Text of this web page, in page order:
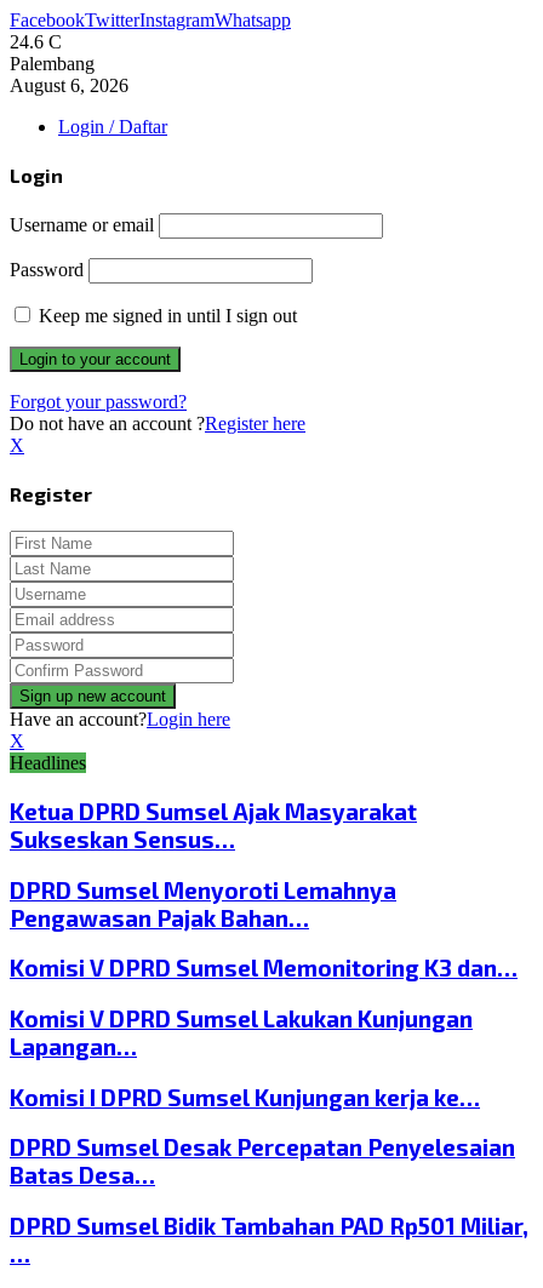
FacebookTwitterInstagramWhatsapp
24.6 C
Palembang
August 6, 2026
Login / Daftar
Login
Username or email
Password
Keep me signed in until I sign out
Forgot your password?
Do not have an account ?Register here
X
Register
Have an account?Login here
X
Headlines
Ketua DPRD Sumsel Ajak Masyarakat
Sukseskan Sensus…
DPRD Sumsel Menyoroti Lemahnya
Pengawasan Pajak Bahan…
Komisi V DPRD Sumsel Memonitoring K3 dan…
Komisi V DPRD Sumsel Lakukan Kunjungan
Lapangan…
Komisi I DPRD Sumsel Kunjungan kerja ke…
DPRD Sumsel Desak Percepatan Penyelesaian
Batas Desa…
DPRD Sumsel Bidik Tambahan PAD Rp501 Miliar,
…